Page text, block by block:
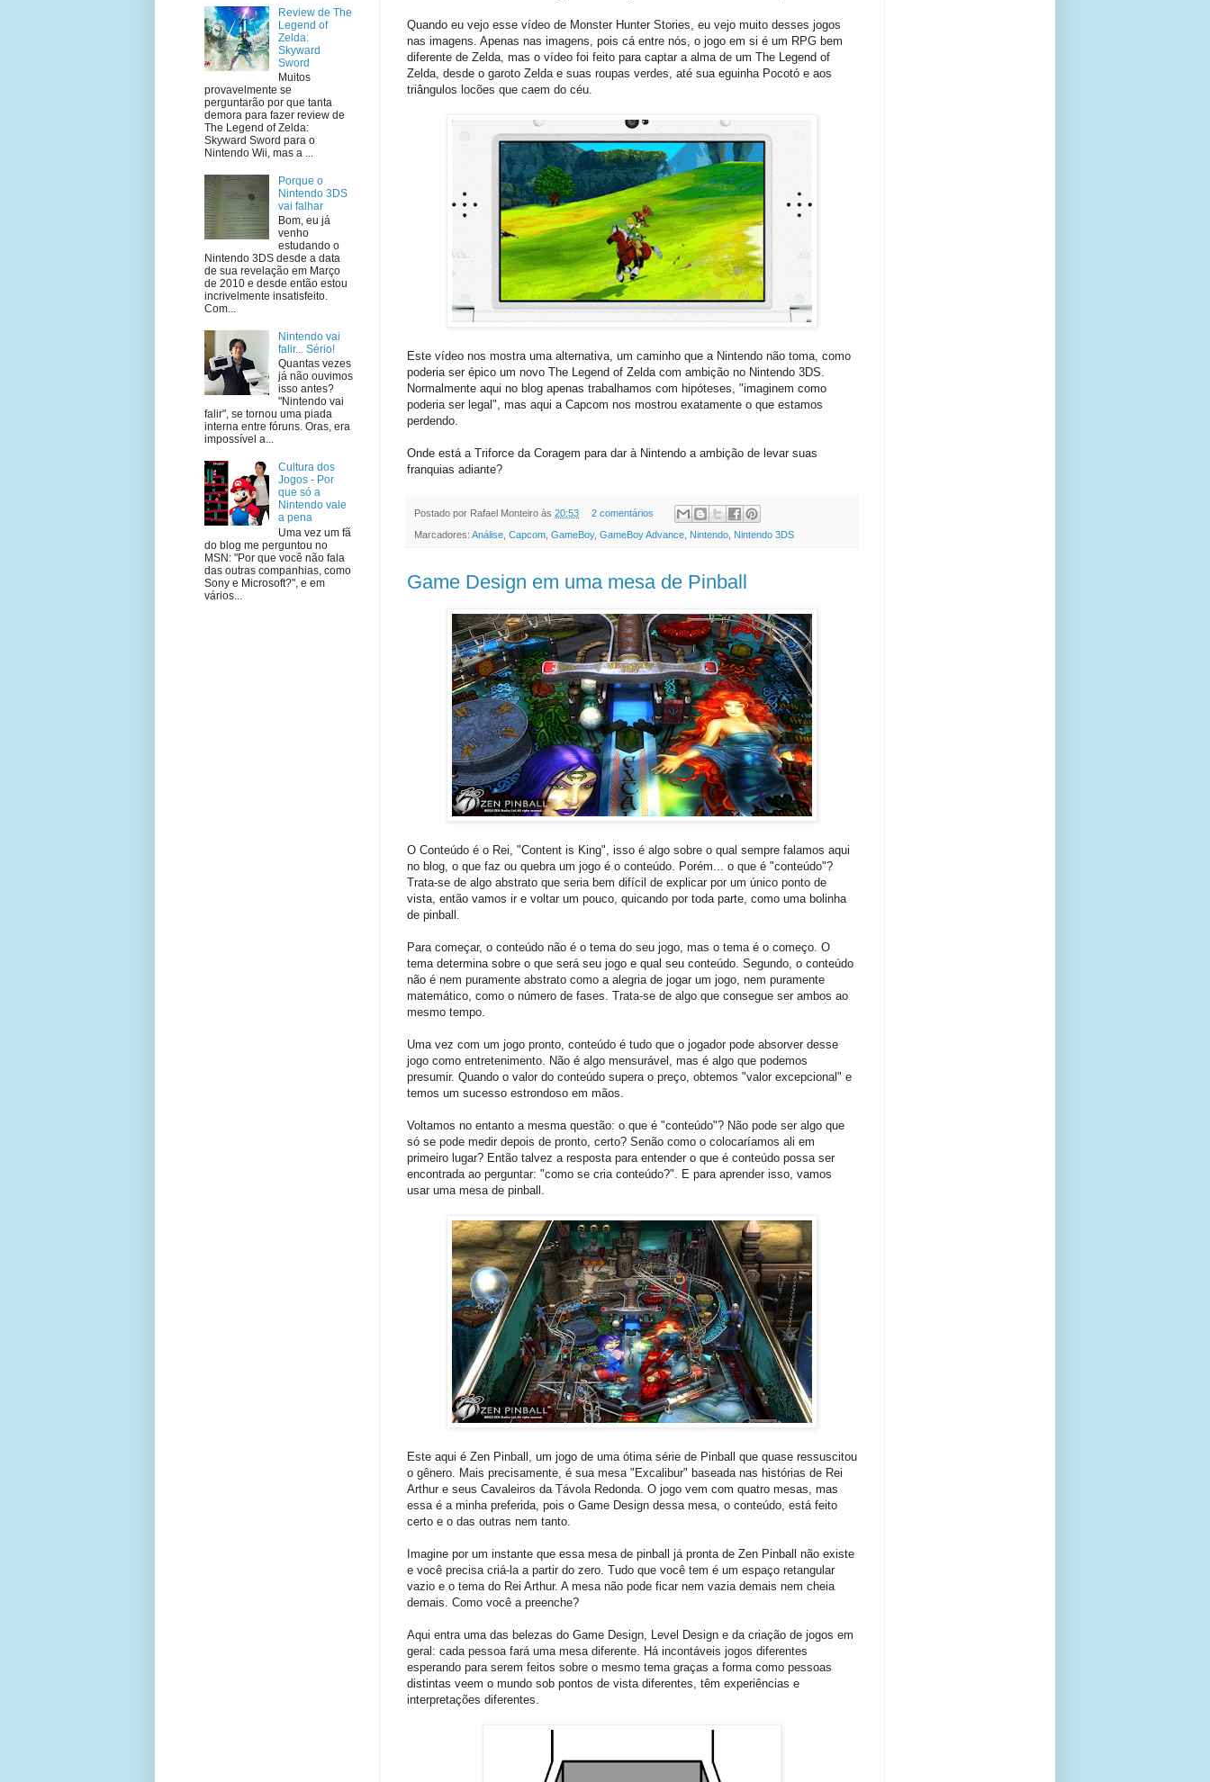
Quando eu vejo esse vídeo de Monster Hunter Stories, eu vejo muito desses jogos
nas imagens. Apenas nas imagens, pois cá entre nós, o jogo em si é um RPG bem
diferente de Zelda, mas o vídeo foi feito para captar a alma de um The Legend of
Zelda, desde o garoto Zelda e suas roupas verdes, até sua eguinha Pocotó e aos
triângulos locões que caem do céu.
Este vídeo nos mostra uma alternativa, um caminho que a Nintendo não toma, como
poderia ser épico um novo The Legend of Zelda com ambição no Nintendo 3DS.
Normalmente aqui no blog apenas trabalhamos com hipóteses, "imaginem como
poderia ser legal", mas aqui a Capcom nos mostrou exatamente o que estamos
perdendo.
Onde está a Triforce da Coragem para dar à Nintendo a ambição de levar suas
franquias adiante?
Postado por Rafael Monteiro às 20:53 2 comentários
Marcadores: Análise Capcom GameBoy, GameBoy Advance Nintendo Nintendo 3DS
Game Design em uma mesa de Pinball
O Conteúdo é o Rei, "Content is King", isso é algo sobre o qual sempre falamos aqui
no blog, o que faz ou quebra um jogo é o conteúdo. Porém... o que é "conteúdo"?
Trata-se de algo abstrato que seria bem difícil de explicar por um único ponto de
vista, então vamos ir e voltar um pouco, quicando por toda parte, como uma bolinha
de pinball.
Para começar, o conteúdo não é o tema do seu jogo, mas o tema é o começo. O
tema determina sobre o que será seu jogo e qual seu conteúdo. Segundo, o conteúdo
não é nem puramente abstrato como a alegria de jogar um jogo, nem puramente
matemático, como o número de fases. Trata-se de algo que consegue ser ambos ao
mesmo tempo.
Uma vez com um jogo pronto, conteúdo é tudo que o jogador pode absorver desse
jogo como entretenimento. Não é algo mensurável, mas é algo que podemos
presumir. Quando o valor do conteúdo supera o preço, obtemos "valor excepcional" e
temos um sucesso estrondoso em mãos.
Voltamos no entanto a mesma questão: o que é "conteúdo"? Não pode ser algo que
só se pode medir depois de pronto, certo? Senão como o colocaríamos ali em
primeiro lugar? Então talvez a resposta para entender o que é conteúdo possa ser
encontrada ao perguntar: "como se cria conteúdo?". E para aprender isso, vamos
usar uma mesa de pinball.
Este aqui é Zen Pinball, um jogo de uma ótima série de Pinball que quase ressuscitou
o gênero. Mais precisamente, é sua mesa "Excalibur" baseada nas histórias de Rei
Arthur e seus Cavaleiros da Távola Redonda. O jogo vem com quatro mesas, mas
essa é a minha preferida, pois o Game Design dessa mesa, o conteúdo, está feito
certo e o das outras nem tanto.
Imagine por um instante que essa mesa de pinball já pronta de Zen Pinball não existe
e você precisa criá-la a partir do zero. Tudo que você tem é um espaço retangular
vazio e o tema do Rei Arthur. A mesa não pode ficar nem vazia demais nem cheia
demais. Como você a preenche?
Aqui entra uma das belezas do Game Design, Level Design e da criação de jogos em
geral: cada pessoa fará uma mesa diferente. Há incontáveis jogos diferentes
esperando para serem feitos sobre o mesmo tema graças a forma como pessoas
distintas veem o mundo sob pontos de vista diferentes, têm experiências e
interpretações diferentes.
Review de The
Legend of
Zelda:
Skyward
Sword
Muitos
provavelmente se
perguntarão por que tanta
demora para fazer review de
The Legend of Zelda:
Skyward Sword para o
Nintendo Wii, mas a ...
Porque o
Nintendo 3DS
vai falhar
Bom, eu já
venho
estudando o
Nintendo 3DS desde a data
de sua revelação em Março
de 2010 e desde então estou
incrivelmente insatisfeito.
Com...
Nintendo vai
falir... Sério!
Quantas vezes
já não ouvimos
isso antes?
"Nintendo vai
falir", se tornou uma piada
interna entre fóruns. Oras, era
impossível a...
Cultura dos
Jogos - Por
que só a
Nintendo vale
a pena
Uma vez um fã
do blog me perguntou no
MSN: "Por que você não fala
das outras companhias, como
Sony e Microsoft?", e em
vários...